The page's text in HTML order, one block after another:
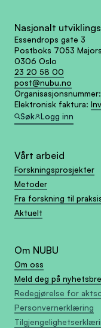
Nasjonalt
Essendrops gate 3
Postboks 7053
0306 Oslo
23 20 58 00
post@nubu.no
Organisasjonsnummer:
Elektronisk faktura:
Søk
Logg inn
Vårt arbeid
Forskningsprosjekter
Metoder
Fra forskning til
Aktuelt
Om NUBU
Om oss
Meld deg på
Redegjørelse for
Personvernerklæring